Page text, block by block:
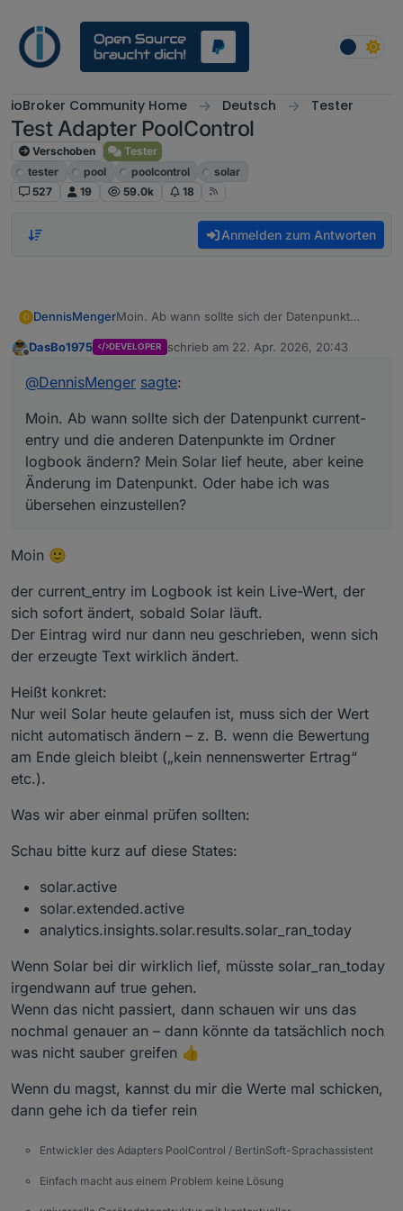
ioBroker Community Home Deutsch Tester
Test Adapter PoolControl
Verschoben
Tester
tester
pool poolcontrol
solar
527
19 59.0k 18
Anmelden zum Antworten
D DennisMengerMoin. Ab wann sollte sich der Datenpunkt
Ordner logbook ändern? Mein Solar lief heute,
habe ich was übersehen einzustellen?
Offline
DasBo1975 DEVELOPER schrieb am 22. Apr. 2026, 20:43
zuletzt editiert von
@DennisMenger sagte:
Moin. Ab wann sollte sich der Datenpunkt current-
entry und die anderen Datenpunkte im Ordner
logbook ändern? Mein Solar lief heute, aber keine
Änderung im Datenpunkt. Oder habe ich was
übersehen einzustellen?
Moin 🙂
der current_entry im Logbook ist kein Live-Wert, der
sich sofort ändert, sobald Solar läuft.
Der Eintrag wird nur dann neu geschrieben, wenn sich
der erzeugte Text wirklich ändert.
Heißt konkret:
Nur weil Solar heute gelaufen ist, muss sich der Wert
nicht automatisch ändern – z. B. wenn die Bewertung
am Ende gleich bleibt („kein nennenswerter Ertrag“
etc.).
Was wir aber einmal prüfen sollten:
Schau bitte kurz auf diese States:
solar.active
solar.extended.active
analytics.insights.solar.results.solar_ran_today
Wenn Solar bei dir wirklich lief, müsste solar_ran_today
irgendwann auf true gehen.
Wenn das nicht passiert, dann schauen wir uns das
nochmal genauer an – dann könnte da tatsächlich noch
was nicht sauber greifen 👍
Wenn du magst, kannst du mir die Werte mal schicken,
dann gehe ich da tiefer rein
Entwickler des Adapters PoolControl / BertinSoft-Sprachassistent
Einfach macht aus einem Problem keine Lösung